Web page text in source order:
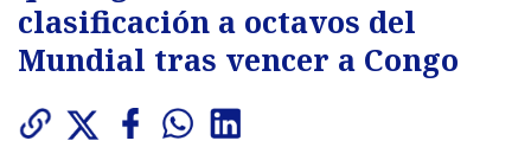
clasificación a octavos del
Mundial tras vencer a Congo